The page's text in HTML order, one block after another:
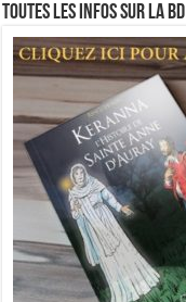
Toutes les infos sur la BD